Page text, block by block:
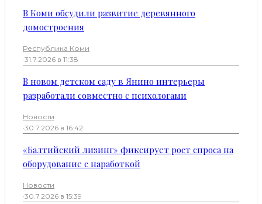
В Коми обсудили развитие деревянного
домостроения
Республика Коми
·31.7.2026 в 11:38
В новом детском саду в Янино интерьеры
разработали совместно с психологами
Новости
·30.7.2026 в 16:42
«Балтийский лизинг» фиксирует рост спроса на
оборудование с наработкой
Новости
·30.7.2026 в 15:39